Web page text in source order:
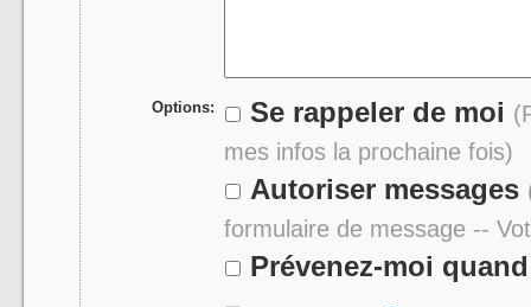
Options: Se rappeler de moi
mes infos la prochaine fois)
Autoriser messages
formulaire de message --
Prévenez-moi